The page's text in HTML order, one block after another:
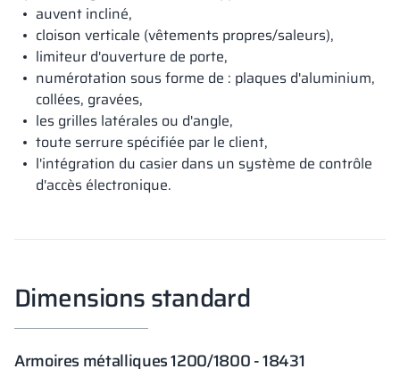
auvent incliné,
cloison verticale (vêtements propres/saleurs),
limiteur d'ouverture de porte,
numérotation sous forme de : plaques d'aluminium,
collées, gravées,
les grilles latérales ou d'angle,
toute serrure spécifiée par le client,
l'intégration du casier dans un système de contrôle
d'accès électronique.
Dimensions standard
Armoires métalliques 1200/1800 - 18431